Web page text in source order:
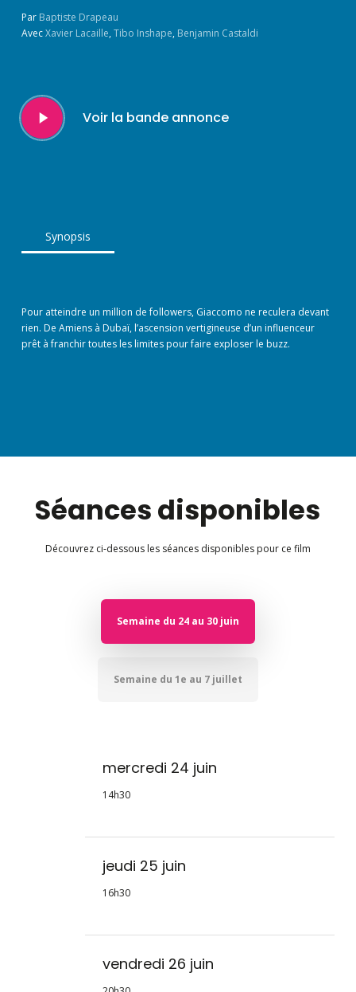
Par Baptiste Drapeau
AvecXavier Lacaille,Tibo Inshape, Benjamin Castaldi
Play
Video
Voir la bande annonce
Synopsis
Pour atteindre un million de followers, Giaccomo ne reculera devant
rien. De Amiens à Dubaï, l’ascension vertigineuse d’un influenceur
prêt à franchir toutes les limites pour faire exploser le buzz.
Séances disponibles
Découvrez ci-dessous les séances disponibles pour ce film
Semaine du 24 au 30 juin
Semaine du 1e au 7 juillet
mercredi 24 juin
14h30
jeudi 25 juin
16h30
vendredi 26 juin